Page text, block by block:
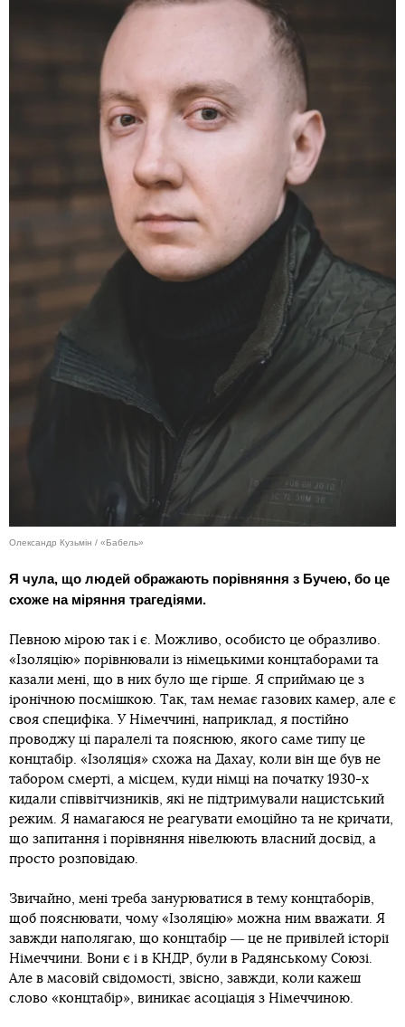
Олександр Кузьмін / «Бабель»
Я чула, що людей ображають порівняння з Бучею, бо це
схоже на міряння трагедіями.
Певною мірою так і є. Можливо, особисто це образливо.
«Ізоляцію» порівнювали із німецькими концтаборами та
казали мені, що в них було ще гірше. Я сприймаю це з
іронічною посмішкою. Так, там немає газових камер, але є
своя специфіка. У Німеччині, наприклад, я постійно
проводжу ці паралелі та пояснюю, якого саме типу це
концтабір. «Ізоляція» схожа на Дахау, коли він ще був не
табором смерті, а місцем, куди німці на початку 1930-х
кидали співвітчизників, які не підтримували нацистський
режим. Я намагаюся не реагувати емоційно та не кричати,
що запитання і порівняння нівелюють власний досвід, а
просто розповідаю.
Звичайно, мені треба занурюватися в тему концтаборів,
щоб пояснювати, чому «Ізоляцію» можна ним вважати. Я
завжди наполягаю, що концтабір ― це не привілей історії
Німеччини. Вони є і в КНДР, були в Радянському Союзі.
Але в масовій свідомості, звісно, завжди, коли кажеш
слово «концтабір», виникає асоціація з Німеччиною.